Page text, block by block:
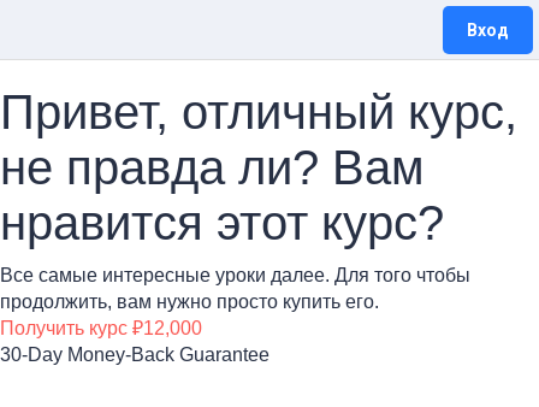
Вход
Привет, отличный курс,
не правда ли? Вам
нравится этот курс?
Все самые интересные уроки далее. Для того чтобы
продолжить, вам нужно просто купить его.
Получить курс ₽12,000
30-Day Money-Back Guarantee